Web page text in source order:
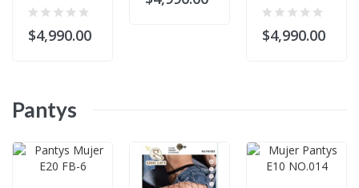
$4,990.00 $4,990.00
Pantys